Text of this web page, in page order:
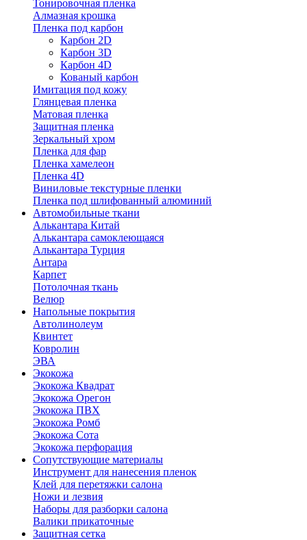
Тонировочная пленка
Алмазная крошка
Пленка под карбон
Карбон 2D
Карбон 3D
Карбон 4D
Кованый карбон
Имитация под кожу
Глянцевая пленка
Матовая пленка
Защитная пленка
Зеркальный хром
Пленка для фар
Пленка хамелеон
Пленка 4D
Виниловые текстурные пленки
Пленка под шлифованный алюминий
Автомобильные ткани
Алькантара Китай
Алькантара самоклеющаяся
Алькантара Турция
Антара
Карпет
Потолочная ткань
Велюр
Напольные покрытия
Автолинолеум
Квинтет
Ковролин
ЭВА
Экокожа
Экокожа Квадрат
Экокожа Орегон
Экокожа ПВХ
Экокожа Ромб
Экокожа Сота
Экокожа перфорация
Сопутствующие материалы
Инструмент для нанесения пленок
Клей для перетяжки салона
Ножи и лезвия
Наборы для разборки салона
Валики прикаточные
Защитная сетка